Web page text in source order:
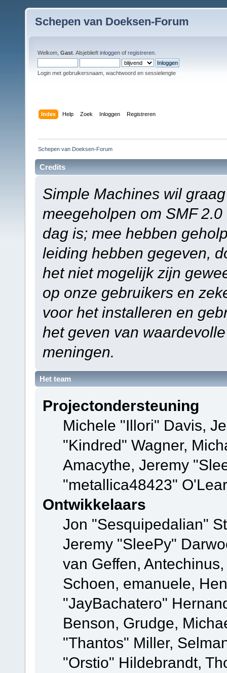
Schepen van Doeksen-Forum
Welkom, Gast . Alsjeblieft inloggen of registreren
Login met gebruikersnaam, wachtwoord en sessielengte
Index Help Zoek Inloggen Registreren
Schepen van Doeksen-Forum
Credits
Simple Machines wil
meegeholpen om SMF
dag is; mee hebben
leiding hebben gegeven,
het niet mogelijk zijn
op onze gebruikers en
voor het installeren en
het geven van
meningen.
Het team
Projectondersteuning
Michele "Illori" Davis,
"Kindred" Wagner,
Amacythe, Jeremy
"metallica48423"
Ontwikkelaars
Jon "Sesquipedalian"
Jeremy "SleePy"
van Geffen,
Schoen, emanuele,
"JayBachatero"
Benson, Grudge,
"Thantos" Miller,
"Orstio" Hildebrandt,